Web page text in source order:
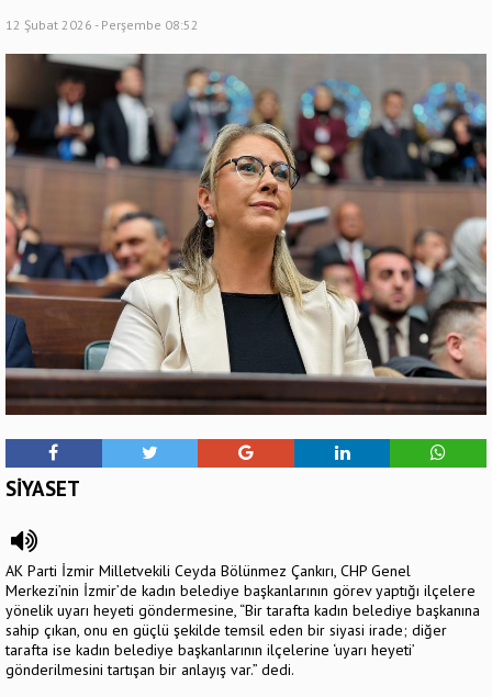
12 Şubat 2026 - Perşembe 08:52
SİYASET
AK Parti İzmir Milletvekili Ceyda Bölünmez Çankırı, CHP Genel
Merkezi’nin İzmir’de kadın belediye başkanlarının görev yaptığı ilçelere
yönelik uyarı heyeti göndermesine, “Bir tarafta kadın belediye başkanına
sahip çıkan, onu en güçlü şekilde temsil eden bir siyasi irade; diğer
tarafta ise kadın belediye başkanlarının ilçelerine ‘uyarı heyeti’
gönderilmesini tartışan bir anlayış var.” dedi.